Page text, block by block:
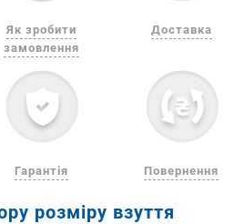
Як зробити
замовлення
Доставка
Гарантія Повернення
розміру взуття